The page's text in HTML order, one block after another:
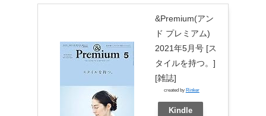
&Premium(アン
ド プレミアム)
2021年5月号 [ス
タイルを持つ。]
[雑誌]
created by Rinker
Kindle